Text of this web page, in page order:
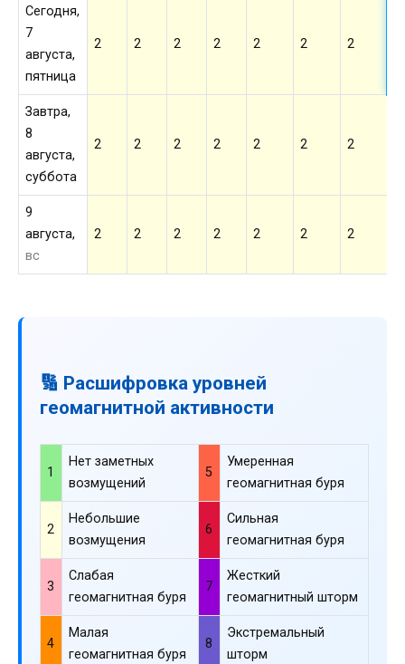
Сегодня,
7
августа,
пятница
2 2 2 2 2 2 2
Завтра,
8
августа,
суббота
2 2 2 2 2 2 2
9
августа,
вс
2 2 2 2 2 2 2
🔢 Расшифровка уровней
геомагнитной активности
1
Нет заметных
возмущений
5
Умеренная
геомагнитная буря
2
Небольшие
возмущения
6
Сильная
геомагнитная буря
3
Слабая
геомагнитная буря
7
Жесткий
геомагнитный шторм
4
Малая
геомагнитная буря
8
Экстремальный
шторм